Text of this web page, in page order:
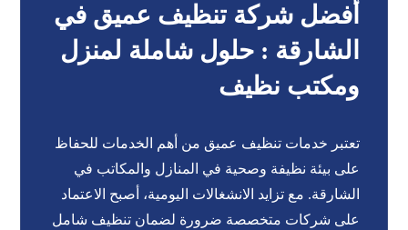
أفضل شركة تنظيف عميق في
الشارقة : حلول شاملة لمنزل
ومكتب نظيف
تعتبر خدمات تنظيف عميق من أهم الخدمات للحفاظ
على بيئة نظيفة وصحية في المنازل والمكاتب في
الشارقة. مع تزايد الانشغالات اليومية، أصبح الاعتماد
على شركات متخصصة ضرورة لضمان تنظيف شامل